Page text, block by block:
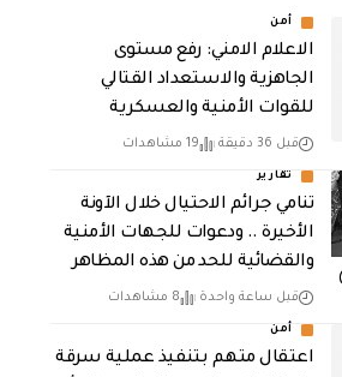
أمن
الاعلام الامني: رفع مستوى
الجاهزية والاستعداد القتالي
للقوات الأمنية والعسكرية
قبل 36 دقيقة 19 مشاهدات
تقارير
تنامي جرائم الاحتيال خلال الآونة
الأخيرة .. ودعوات للجهات الأمنية
والقضائية للحد من هذه المظاهر
قبل ساعة واحدة 8 مشاهدات
أمن
اعتقال متهم بتنفيذ عملية سرقة